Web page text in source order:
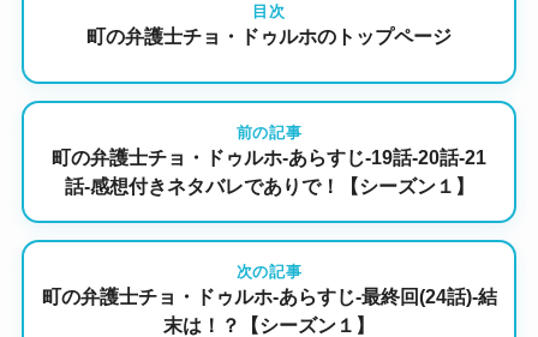
目次
町の弁護士チョ・ドゥルホのトップページ
前の記事
町の弁護士チョ・ドゥルホ-あらすじ-19話-20話-21
話-感想付きネタバレでありで！【シーズン１】
次の記事
町の弁護士チョ・ドゥルホ-あらすじ-最終回(24話)-結
末は！？【シーズン１】